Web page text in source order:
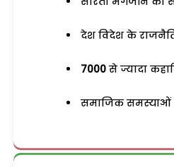
देश विदेश के
7000 से ज्यादा
समाजिक